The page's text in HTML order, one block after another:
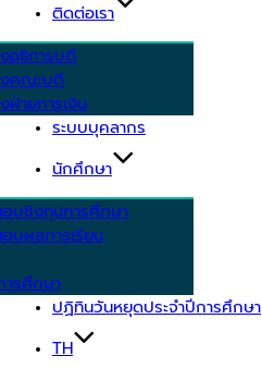
ติดต่อเรา
อธิการบดี
คณะบดี
ฝ่ายการเงิน
ระบบบุคลากร
นักศึกษา
บชิงทุนการศึกษา
บผลการเรียน
รศึกษา
ปฏิทินวันหยุดประจำปีการศึกษา
TH